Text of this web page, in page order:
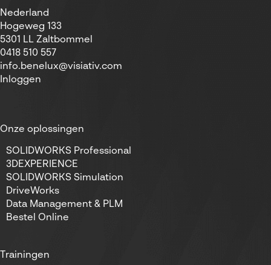
Nederland
Hogeweg 133
5301 LL Zaltbommel
0418 510 557
info.benelux@visiativ.com
Inloggen
Onze oplossingen
SOLIDWORKS Professional
3DEXPERIENCE
SOLIDWORKS Simulation
DriveWorks
Data Management & PLM
Bestel Online
Trainingen